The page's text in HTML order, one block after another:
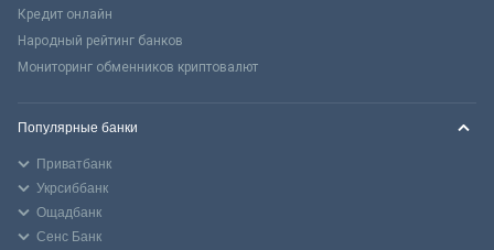
Кредит онлайн
Народный рейтинг банков
Мониторинг обменников криптовалют
Популярные банки
Приватбанк
Укрсиббанк
Ощадбанк
Сенс Банк